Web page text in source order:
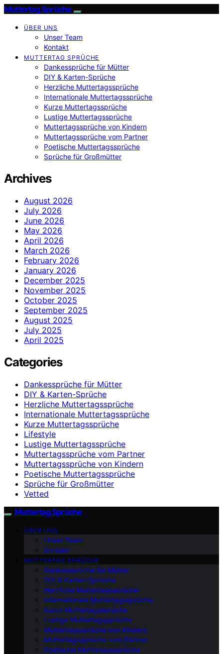
Muttertag Sprüche
ÜBER UNS
Unser Team
Kontakt
MUTTERTAG SPRÜCHE
Dankessprüche für Mütter
DIY & Karten-Sprüche
Herzliche Muttertagssprüche
Internationale Muttertagssprüche
Kurze Muttertagssprüche
Lustige Muttertagssprüche
Muttertagssprüche von Kindern
Muttertagssprüche vom Partner
Poetische Muttertagssprüche
Sprüche für Großmütter
Archives
August 2026
July 2026
June 2026
May 2026
April 2026
March 2026
February 2026
January 2026
December 2025
November 2025
October 2025
September 2025
August 2025
July 2025
April 2025
Categories
Dankessprüche für Mütter
DIY & Karten-Sprüche
Herzliche Muttertagssprüche
Internationale Muttertagssprüche
Kurze Muttertagssprüche
Lifestyle
Lustige Muttertagssprüche
Muttertagssprüche vom Partner
Muttertagssprüche von Kindern
Poetische Muttertagssprüche
Sprüche für Großmütter
Vetted
Muttertag Sprüche
ÜBER UNS
Unser Team
Kontakt
MUTTERTAG SPRÜCHE
Dankessprüche für Mütter
DIY & Karten-Sprüche
Herzliche Muttertagssprüche
Internationale Muttertagssprüche
Kurze Muttertagssprüche
Lustige Muttertagssprüche
Muttertagssprüche von Kindern
Muttertagssprüche vom Partner
Poetische Muttertagssprüche